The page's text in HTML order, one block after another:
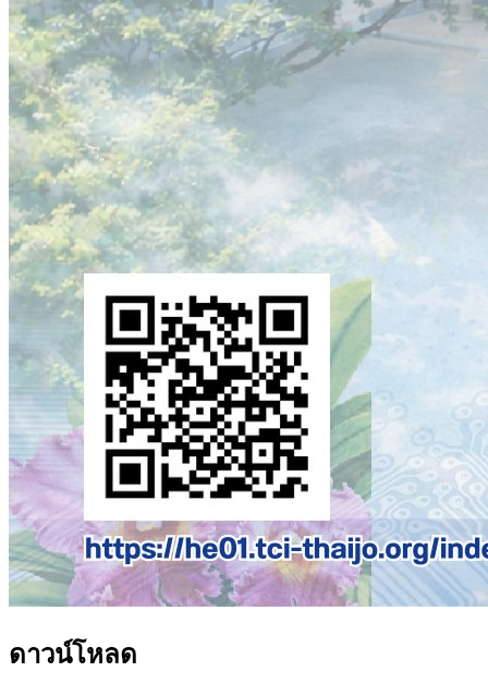
ดาวน์โหลด